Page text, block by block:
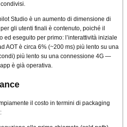
condivisi.
Studio è un aumento di dimensione di
gli utenti finali è contenuto, poiché il
ed eseguito per primo: l’interattività iniziale
AOT è circa 6% (~200 ms) più lento su una
più lento su una connessione 4G —
è già operativa.
il costo in termini di packaging